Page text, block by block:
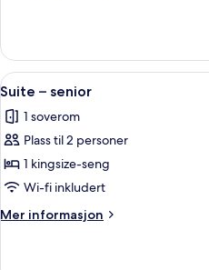
–
executive
Åpne
alle
bildene
av
Suite
–
senior
24
Suite – senior
1 soverom
Plass til 2 personer
1 kingsize-seng
Wi-fi inkludert
Mer informasjon
Mer